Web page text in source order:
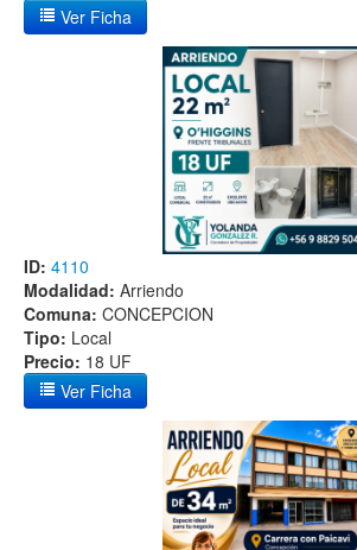
Ver Ficha
ID: 4110
Modalidad: Arriendo
Comuna: CONCEPCION
Tipo: Local
Precio: 18 UF
Ver Ficha